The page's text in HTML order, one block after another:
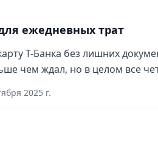
ежедневных трат
Т-Банка без лишних
чем ждал, но в целом все
2025 г.